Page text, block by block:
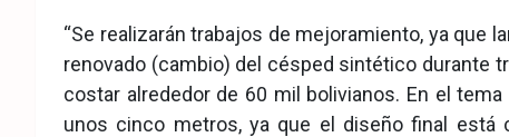
“Se realizarán trabajos de mejoramiento, ya que
renovado (cambio) del césped sintético durante
costar alrededor de 60 mil bolivianos. En el
unos cinco metros, ya que el diseño final está